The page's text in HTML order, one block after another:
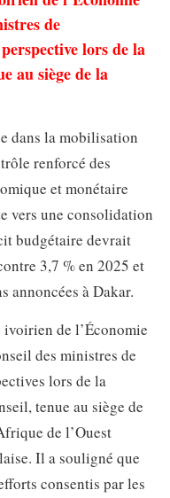
de
lors de la
au siège de la
dans la mobilisation
renforcé des
et monétaire
vers une consolidation
budgétaire devrait
3,7 % en 2025 et
annoncées à Dakar.
de l’Économie
des ministres de
lors de la
tenue au siège de
de l’Ouest
Il a souligné que
consentis par les